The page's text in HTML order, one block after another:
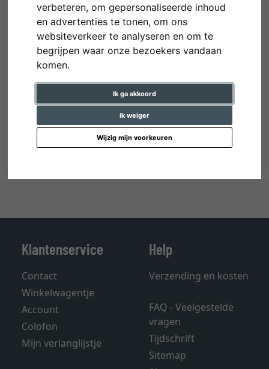
verbeteren, om gepersonaliseerde inhoud
en advertenties te tonen, om ons
websiteverkeer te analyseren en om te
begrijpen waar onze bezoekers vandaan
komen.
Ik ga akkoord
Ik weiger
Wijzig mijn voorkeuren
Klantenservice
Contact
Winkelwagentje
Account
Colofon
Mijn verlanglijstje
Help
Verzending en kosten
FAQ - Veelgestelde
vragen
Tijdschrift
Sitemap